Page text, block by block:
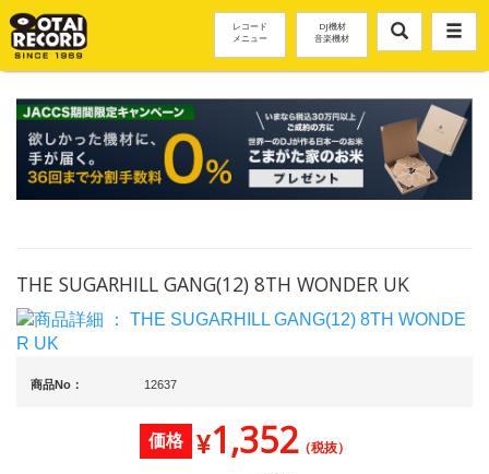
レコード
メニュー
DJ機材
音楽機材
THE SUGARHILL GANG(12) 8TH WONDER UK
商品No： 12637
価格 ¥1,352（税抜）